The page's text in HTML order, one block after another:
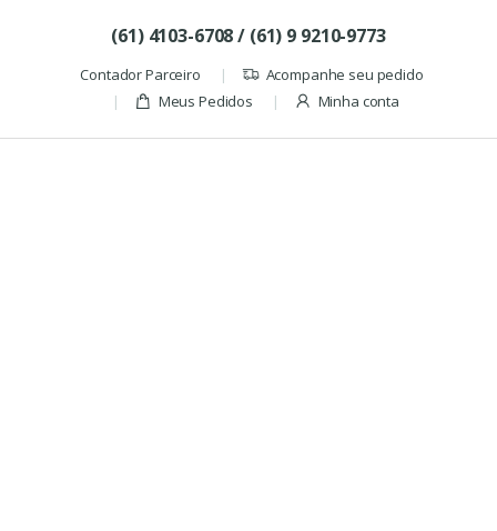
(61) 4103-6708 / (61) 9 9210-9773
Contador Parceiro
Acompanhe seu pedido
Meus Pedidos
Minha conta